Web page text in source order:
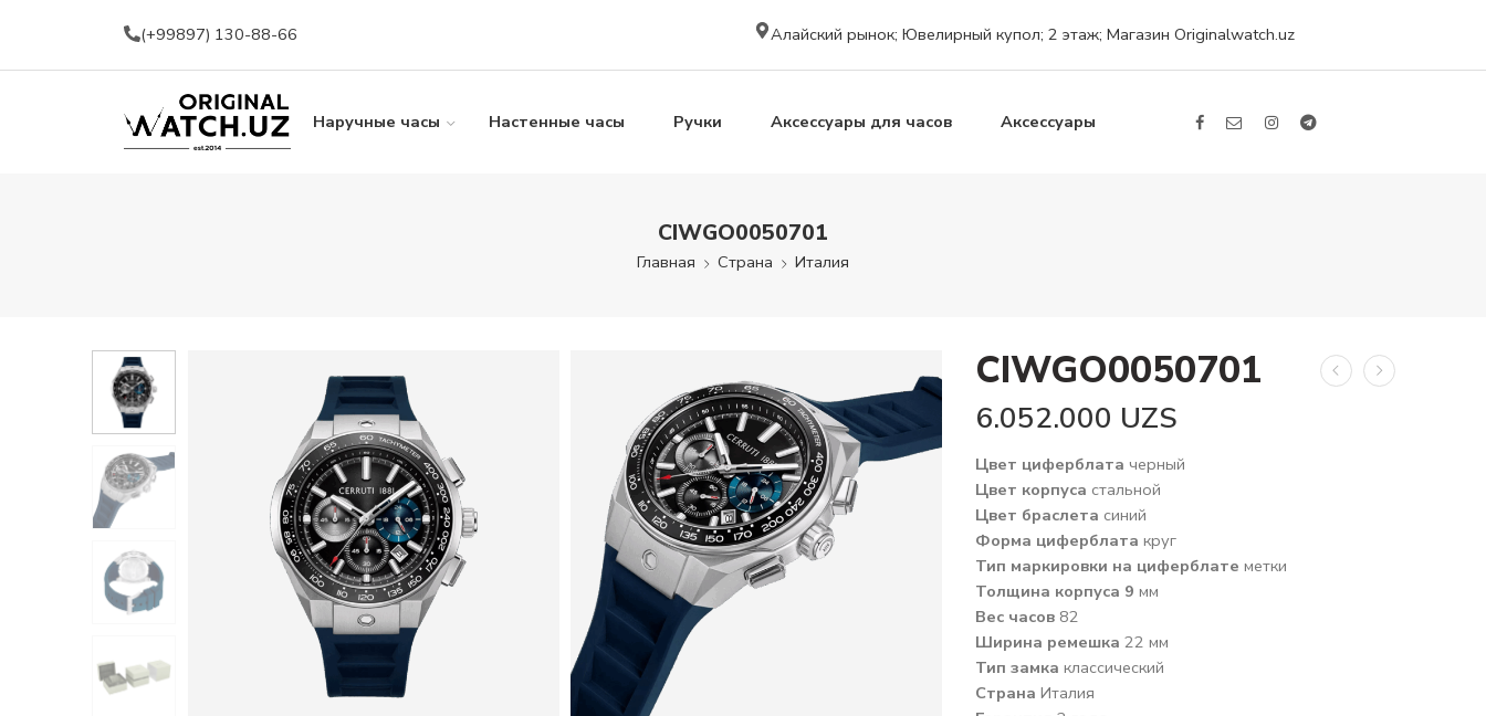
(+99897) 130-88-66 Алайский рынок; Ювелирный купол; 2 этаж; Магазин Originalwatch.uz
Наручные часы Настенные часы Ручки Аксессуары для часов Аксессуары
CIWGO0050701
Главная Страна Италия
CIWGO0050701
6.052.000 UZS
Цвет циферблата черный
Цвет корпуса стальной
Цвет браслета синий
Форма циферблата круг
Тип маркировки на циферблате метки
Толщина корпуса 9 мм
Вес часов 82
Ширина ремешка 22 мм
Тип замка классический
Страна Италия